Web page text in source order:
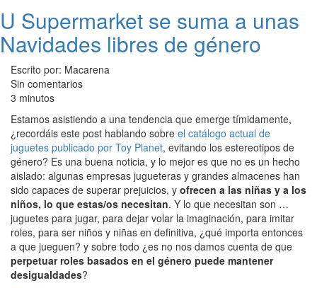
U Supermarket se suma a unas
Navidades libres de género
Escrito por: Macarena
Sin comentarios
3 minutos
Estamos asistiendo a una tendencia que emerge tímidamente,
¿recordáis este post hablando sobre el catálogo actual de
juguetes publicado por Toy Planet, evitando los estereotipos de
género? Es una buena noticia, y lo mejor es que no es un hecho
aislado: algunas empresas jugueteras y grandes almacenes han
sido capaces de superar prejuicios, y ofrecen a las niñas y a los
niños, lo que estas/os necesitan. Y lo que necesitan son …
juguetes para jugar, para dejar volar la imaginación, para imitar
roles, para ser niños y niñas en definitiva, ¿qué importa entonces
a que jueguen? y sobre todo ¿es no nos damos cuenta de que
perpetuar roles basados en el género puede mantener
desigualdades?